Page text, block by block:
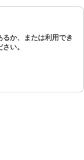
か、または利用でき
い。